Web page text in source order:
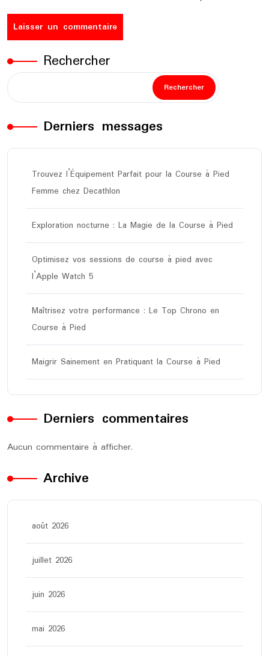
Rechercher
Rechercher
Derniers messages
Trouvez l’Équipement Parfait pour la Course à Pied
Femme chez Decathlon
Exploration nocturne : La Magie de la Course à Pied
Optimisez vos sessions de course à pied avec
l’Apple Watch 5
Maîtrisez votre performance : Le Top Chrono en
Course à Pied
Maigrir Sainement en Pratiquant la Course à Pied
Derniers commentaires
Aucun commentaire à afficher.
Archive
août 2026
juillet 2026
juin 2026
mai 2026